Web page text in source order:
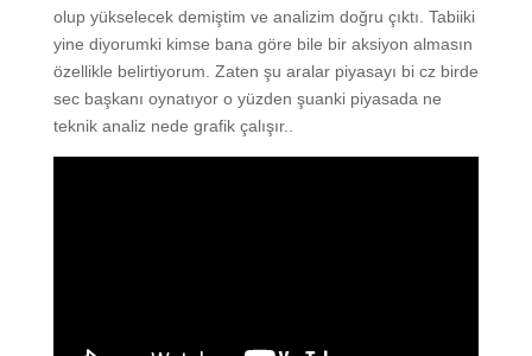
olup yükselecek demiştim ve analizim doğru çıktı. Tabiiki
yine diyorumki kimse bana göre bile bir aksiyon almasın
özellikle belirtiyorum. Zaten şu aralar piyasayı bi cz birde
sec başkanı oynatıyor o yüzden şuanki piyasada ne
teknik analiz nede grafik çalışır..